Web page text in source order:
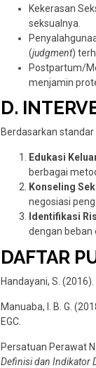
Kekerasan
seksualnya.
(judgment)
Postpartum/
menjamin
D.
Berdasarkan
Edukasi
berbagai
Konseling
negosiasi
Identifikasi
dengan beban
DAFTAR
Handayani, S. (2016).
Manuaba, I. B. G.
EGC.
Persatuan Perawat
Definisi dan Indikator